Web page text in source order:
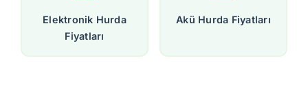
Elektronik Hurda
Fiyatları
Akü Hurda Fiyatları